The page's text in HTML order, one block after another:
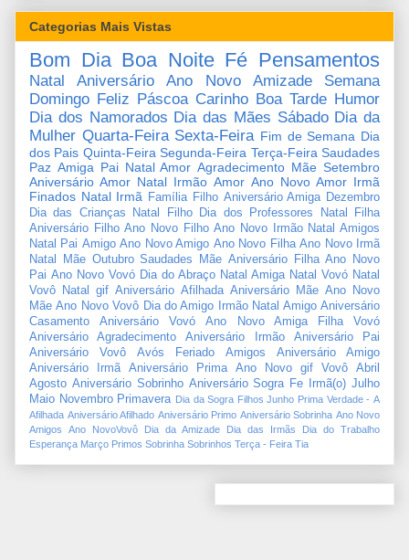
Categorias Mais Vistas
Bom Dia Boa Noite Fé Pensamentos
Natal Aniversário Ano Novo Amizade
Semana
Domingo Feliz Páscoa Carinho Boa Tarde Humor
Dia dos Namorados Dia das Mães Sábado Dia da
Mulher Quarta-Feira Sexta-Feira Fim de Semana Dia
dos Pais Quinta-Feira Segunda-Feira Terça-Feira Saudades
Paz Amiga Pai Natal Amor Agradecimento Mãe Setembro
Aniversário Amor Natal Irmão Amor Ano Novo Amor Irmã
Finados Natal Irmã Família Filho Aniversário Amiga Dezembro
Dia das Crianças
Natal Filho Dia dos Professores
Natal Filha
Aniversário Filho Ano Novo Filho Ano Novo Irmão Natal Amigos
Natal Pai Amigo Ano Novo Amigo Ano Novo Filha Ano Novo Irmã
Natal Mãe Outubro Saudades Mãe Aniversário Filha Ano Novo
Pai Ano Novo Vovó Dia do Abraço Natal Amiga Natal Vovó Natal
Vovô
Natal gif Aniversário Afilhada Aniversário Mãe Ano Novo
Mãe Ano Novo Vovô Dia do Amigo Irmão Natal Amigo Aniversário
Casamento
Aniversário Vovó Ano Novo Amiga Filha
Vovó
Aniversário Agradecimento
Aniversário Irmão
Aniversário Pai
Aniversário Vovô
Avós Feriado Amigos
Aniversário Amigo
Aniversário Irmã
Aniversário Prima Ano Novo gif Vovô
Abril
Agosto Aniversário Sobrinho Aniversário Sogra Fe Irmã(o) Julho
Maio Novembro Primavera Dia da Sogra Filhos Junho Prima Verdade - A
Afilhada Aniversário Afilhado Aniversário Primo Aniversário Sobrinha Ano Novo
Amigos
Ano NovoVovô Dia da Amizade Dia das Irmãs
Dia do Trabalho
Esperança Março Primos Sobrinha Sobrinhos Terça - Feira Tia